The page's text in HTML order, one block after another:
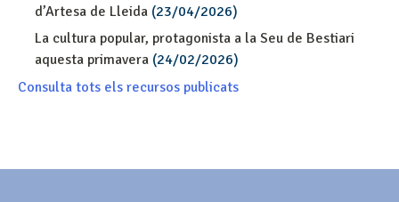
d’Artesa de Lleida (23/04/2026)
La cultura popular, protagonista a la Seu de Bestiari
aquesta primavera (24/02/2026)
Consulta tots els recursos publicats